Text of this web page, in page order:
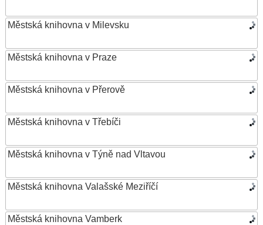
Městská knihovna v Milevsku
Městská knihovna v Praze
Městská knihovna v Přerově
Městská knihovna v Třebíči
Městská knihovna v Týně nad Vltavou
Městská knihovna Valašské Meziříčí
Městská knihovna Vamberk